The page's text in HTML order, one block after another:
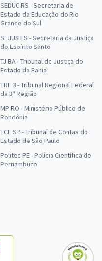
SEDUC RS - Secretaria de
Estado da Educação do Rio
Grande do Sul
SEJUS ES - Secretaria da Justiça
do Espírito Santo
TJ BA - Tribunal de Justiça do
Estado da Bahia
TRF 3 - Tribunal Regional Federal
da 3ª Região
MP RO - Ministério Público de
Rondônia
TCE SP - Tribunal de Contas do
Estado de São Paulo
Politec PE - Polícia Científica de
Pernambuco